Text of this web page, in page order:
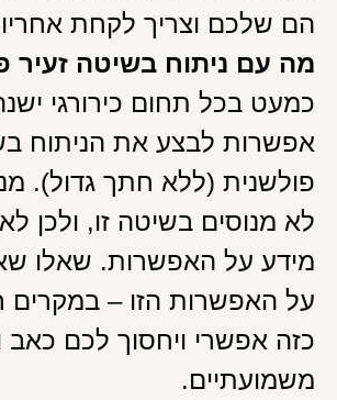
הם שלכם וצריך לקחת
מה עם ניתוח בשיטה זעיר
כמעט בכל תחום כירורגי
אפשרות לבצע את הניתוח
פולשנית (ללא חתך גדול).
לא מנוסים בשיטה זו, ולכן
מידע על האפשרות. שאלו
על האפשרות הזו – במקרים
כזה אפשרי ויחסוך לכם כאב
משמועתיים.